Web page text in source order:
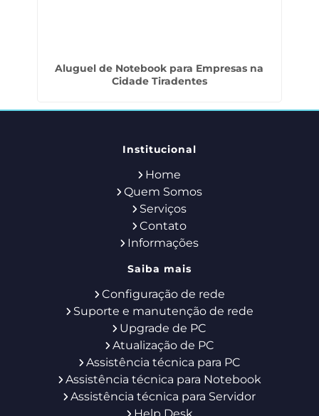
Aluguel de Notebook para Empresas na
Cidade Tiradentes
Institucional
Home
Quem Somos
Serviços
Contato
Informações
Saiba mais
Configuração de rede
Suporte e manutenção de rede
Upgrade de PC
Atualização de PC
Assistência técnica para PC
Assistência técnica para Notebook
Assistência técnica para Servidor